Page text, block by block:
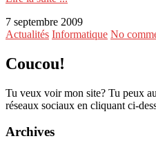
7 septembre 2009
Actualités Informatique No
Coucou!
Tu veux voir mon site? Tu peux
réseaux sociaux en cliquant ci-
Archives